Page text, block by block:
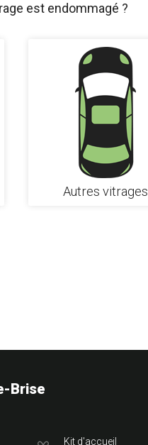
est endommagé ?
Autres vitrages
Brise
Kit d'accueil